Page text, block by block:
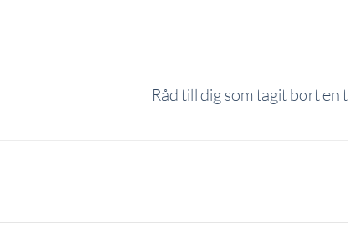
Råd till dig som tagit bort en